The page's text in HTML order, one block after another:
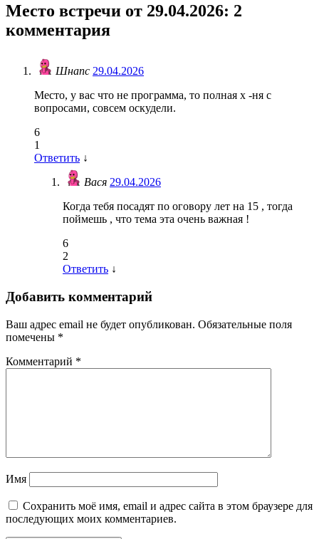
Место встречи от 29.04.2026: 2
комментария
Шнапс 29.04.2026
Место, у вас что не программа, то полная х -ня с
вопросами, совсем оскудели.
6
1
Ответить ↓
Вася 29.04.2026
Когда тебя посадят по оговору лет на 15 , тогда
поймешь , что тема эта очень важная !
6
2
Ответить ↓
Добавить комментарий
Ваш адрес email не будет опубликован. Обязательные поля
помечены *
Комментарий *
Имя
Сохранить моё имя, email и адрес сайта в этом браузере для
последующих моих комментариев.